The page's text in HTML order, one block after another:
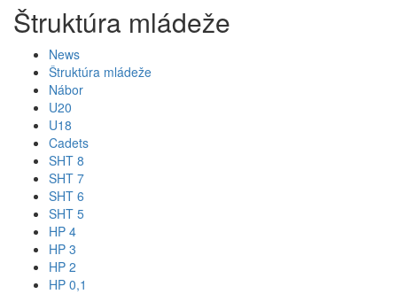
Štruktúra mládeže
News
Štruktúra mládeže
Nábor
U20
U18
Cadets
SHT 8
SHT 7
SHT 6
SHT 5
HP 4
HP 3
HP 2
HP 0,1